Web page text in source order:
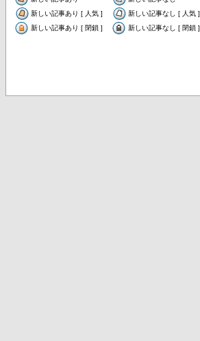
新しい記事あり [ 人気 ]
新しい記事なし [ 人気 ]
新しい記事あり [ 閉鎖 ]
新しい記事なし [ 閉鎖 ]